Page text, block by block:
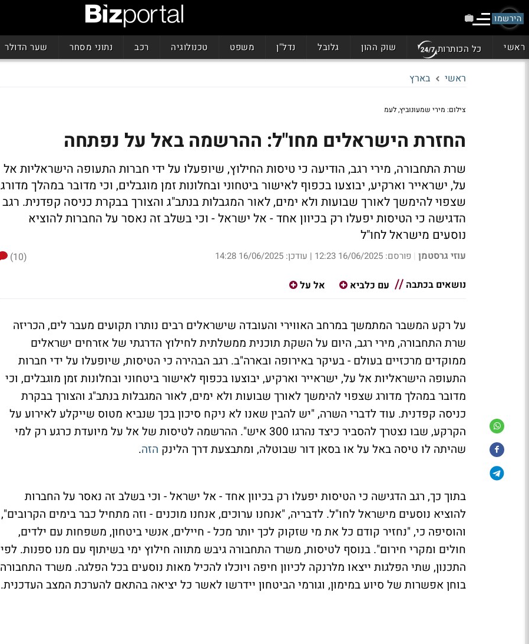
הירשמו
ראשי כל הכותרות שוק ההון גלובל נדל"ן משפט טכנולוגיה רכב נתוני מסחר שער הדולר
ראשי בארץ
צילום: מירי שמעונוביץ, לעמ
החזרת הישראלים מחו"ל: ההרשמה באל על נפתחה
שרת התחבורה, מירי רגב, הודיעה כי טיסות החילוץ, שיופעלו על ידי חברות התעופה הישראליות אל
על, ישראייר וארקיע, יבוצעו בכפוף לאישור ביטחוני ובחלונות זמן מוגבלים, וכי מדובר במהלך מדורג
שצפוי להימשך לאורך שבועות ולא ימים, לאור המגבלות בנתב"ג והצורך בבקרת כניסה קפדנית. רגב
הדגישה כי הטיסות יפעלו רק בכיוון אחד - אל ישראל - וכי בשלב זה נאסר על החברות להוציא
נוסעים מישראל לחו"ל
עוזי גרסטמן | פורסם: 16/06/2025 12:23 | עודכן: 16/06/2025 14:28
(10)
נושאים בכתבה
עם כלביא אל על
על רקע המשבר המתמשך במרחב האווירי והעובדה שישראלים רבים נותרו תקועים מעבר לים, הכריזה
שרת התחבורה, מירי רגב, היום על השקת תוכנית ממשלתית לחילוץ הדרגתי של אזרחים ישראלים
ממוקדים מרכזיים בעולם - בעיקר באירופה ובארה"ב. רגב הבהירה כי הטיסות, שיופעלו על ידי חברות
התעופה הישראליות אל על, ישראייר וארקיע, יבוצעו בכפוף לאישור ביטחוני ובחלונות זמן מוגבלים, וכי
מדובר במהלך מדורג שצפוי להימשך לאורך שבועות ולא ימים, לאור המגבלות בנתב"ג והצורך בבקרת
כניסה קפדנית. עוד לדברי השרה, "יש להבין שאנו לא ניקח סיכון בכך שנביא מטוס שייקלע לאירוע על
הקרקע, שבו נצטרך להסביר כיצד נהרגו 300 איש". ההרשמה לטיסות של אל על מיועדת כרגע רק למי
שהיתה לו טיסה באל על או בסאן דור שבוטלה, ומתבצעת דרך הלינק הזה.
בתוך כך, רגב הדגישה כי הטיסות יפעלו רק בכיוון אחד - אל ישראל - וכי בשלב זה נאסר על החברות
להוציא נוסעים מישראל לחו"ל. לדבריה, "אנחנו ערוכים, אנחנו מוכנים - וזה מתחיל כבר בימים הקרובים",
והוסיפה כי, "נחזיר קודם כל את מי שזקוק לכך יותר מכל - חיילים, אנשי ביטחון, משפחות עם ילדים,
חולים ומקרי חירום". בנוסף לטיסות, משרד התחבורה גיבש מתווה חילוץ ימי בשיתוף עם מנו ספנות. לפי
התכנון, שתי הפלגות ייצאו מלרנקה לכיוון חיפה ויוכלו להכיל מאות נוסעים בכל הפלגה. משרד התחבורה
בוחן אפשרות של סיוע במימון, וגורמי הביטחון יידרשו לאשר כל יציאה בהתאם להערכת המצב העדכנית.